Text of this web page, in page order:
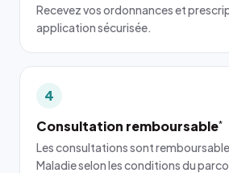
Recevez vos ordonnances et
application sécurisée.
4
Consultation remboursable*
Les consultations sont
Maladie selon les conditions du